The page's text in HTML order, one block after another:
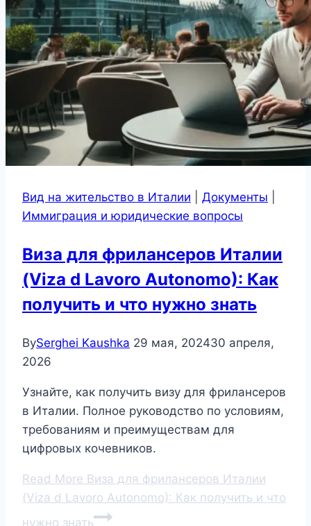
Вид на жительство в Италии Документы
Иммиграция и юридические вопросы
Виза для фрилансеров Италии
(Viza d Lavoro Autonomo): Как
получить и что нужно знать
BySerghei Kaushka 29 мая, 202430 апреля,
2026
Узнайте, как получить визу для фрилансеров
в Италии. Полное руководство по условиям,
требованиям и преимуществам для
цифровых кочевников.
Read More Виза для фрилансеров Италии
(Viza d Lavoro Autonomo): Как получить и что
нужно знать